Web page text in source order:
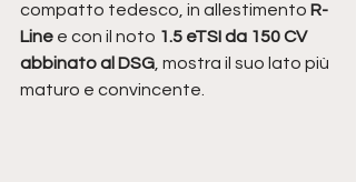
compatto tedesco, in allestimento R-
Line e con il noto 1.5 eTSI da 150 CV
abbinato al DSG, mostra il suo lato più
maturo e convincente.